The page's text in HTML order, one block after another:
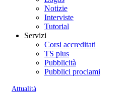
Notizie
Interviste
Tutorial
Servizi
Corsi accreditati
TS plus
Pubblicità
Pubblici proclami
Attualità